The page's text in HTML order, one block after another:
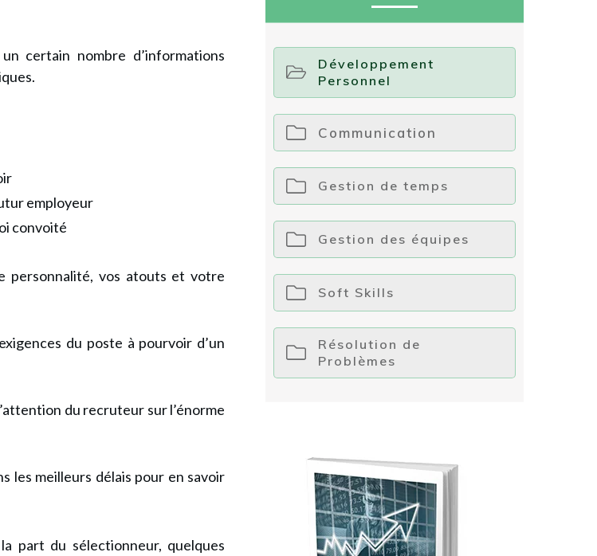
certain nombre d’informations
employeur
convoité
personnalité, vos atouts et votre
exigences du poste à pourvoir d’un
du recruteur sur l’énorme
les meilleurs délais pour en savoir
part du sélectionneur, quelques
Développement
Personnel
Communication
Gestion de temps
Gestion des équipes
Soft Skills
Résolution de
Problèmes